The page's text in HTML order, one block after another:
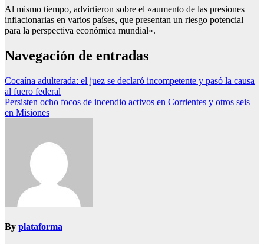
Al mismo tiempo, advirtieron sobre el «aumento de las presiones
inflacionarias en varios países, que presentan un riesgo potencial
para la perspectiva económica mundial».
Navegación de entradas
Cocaína adulterada: el juez se declaró incompetente y pasó la causa
al fuero federal
Persisten ocho focos de incendio activos en Corrientes y otros seis
en Misiones
By plataforma